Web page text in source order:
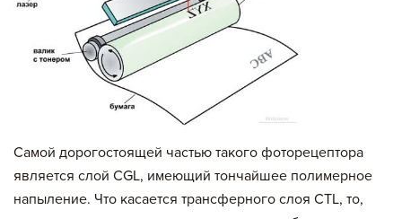
Самой дорогостоящей частью такого фоторецептора
является слой СGL, имеющий тончайшее полимерное
напыление. Что касается трансферного слоя СТL, то,
Вы добавили в корзину